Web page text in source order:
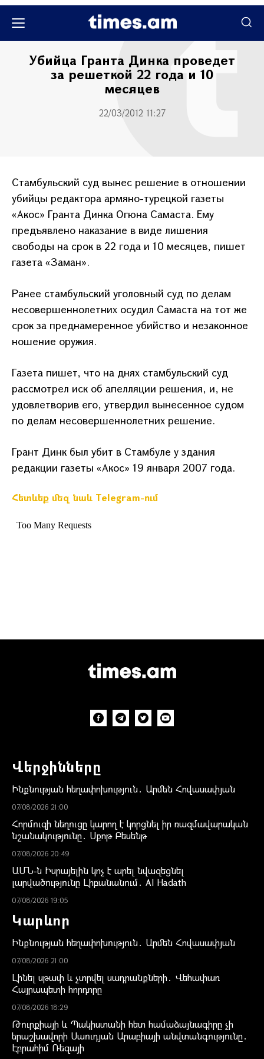
Убийца Гранта Динка проведет
за решеткой 22 года и 10
месяцев
22/03/2012 11:27
Стамбульский суд вынес решение в отношении
убийцы редактора армяно-турецкой газеты
«Акос» Гранта Динка Огюна Самаста. Ему
предъявлено наказание в виде лишения
свободы на срок в 22 года и 10 месяцев, пишет
газета «Заман».
Ранее стамбульский уголовный суд по делам
несовершеннолетних осудил Самаста на тот же
срок за преднамеренное убийство и незаконное
ношение оружия.
Газета пишет, что на днях стамбульский суд
рассмотрел иск об апелляции решения, и, не
удовлетворив его, утвердил вынесенное судом
по делам несовершеннолетних решение.
Грант Динк был убит в Стамбуле у здания
редакции газеты «Акос» 19 января 2007 года.
Հետևեք մեզ նաև Telegram-ում
Վերջինները
Ինքնության հեղափոխություն․ Արմեն Հովասափյան
07/08/2026 21:00
Հորմուզի նեղուցը կարող է կորցնել իր ռազմավարական
նշանակությունը․ Սքոթ Բեսենթ
07/08/2026 20:49
ԱՄՆ-ն Իսրայելին կոչ է արել նվազեցնել
լարվածությունը Լիբանանում․ Al Hadath
07/08/2026 19:05
Կարևոր
Ինքնության հեղափոխություն․ Արմեն Հովասափյան
07/08/2026 21:00
Լինել սթափ և չտրվել սադրանքների․ Վեհափառ
Հայրապետի հորդորը
07/08/2026 18:29
Թուրքիայի և Պակիստանի հետ համաձայնագիրը չի
երաշխավորի Սաուդյան Արաբիայի անվտանգությունը․
Էբրահիմ Ռեզայի